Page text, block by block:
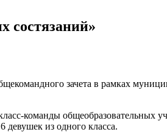
состязаний»
зачета в рамках
команды общеобразовательных
девушек из одного класса.